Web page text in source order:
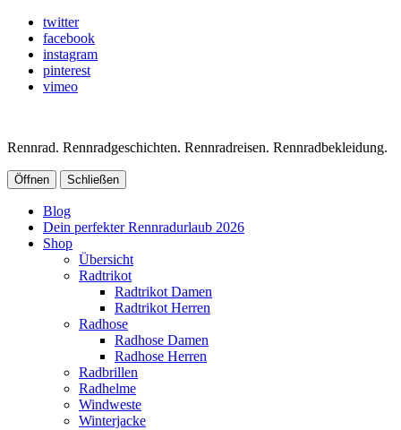
twitter
facebook
instagram
pinterest
vimeo
Rennrad. Rennradgeschichten. Rennradreisen. Rennradbekleidung.
Öffnen Schließen
Blog
Dein perfekter Rennradurlaub 2026
Shop
Übersicht
Radtrikot
Radtrikot Damen
Radtrikot Herren
Radhose
Radhose Damen
Radhose Herren
Radbrillen
Radhelme
Windweste
Winterjacke